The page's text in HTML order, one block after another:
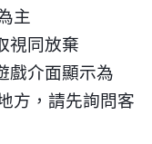
主
視同放棄
戲介面顯示為
方，請先詢問客